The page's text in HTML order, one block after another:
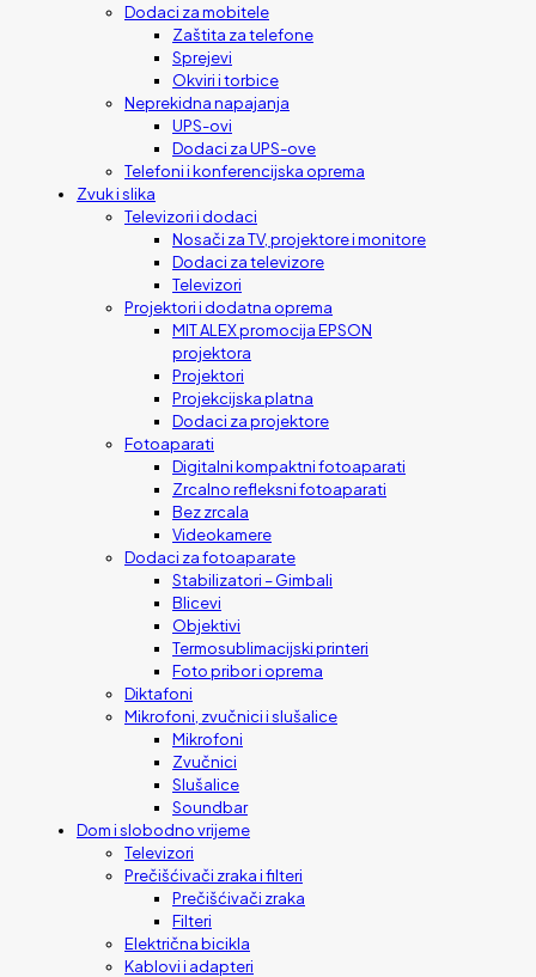
Dodaci za mobitele
Zaštita za telefone
Sprejevi
Okviri i torbice
Neprekidna napajanja
UPS-ovi
Dodaci za UPS-ove
Telefoni i konferencijska oprema
Zvuk i slika
Televizori i dodaci
Nosači za TV, projektore i monitore
Dodaci za televizore
Televizori
Projektori i dodatna oprema
MIT ALEX promocija EPSON
projektora
Projektori
Projekcijska platna
Dodaci za projektore
Fotoaparati
Digitalni kompaktni fotoaparati
Zrcalno refleksni fotoaparati
Bez zrcala
Videokamere
Dodaci za fotoaparate
Stabilizatori – Gimbali
Blicevi
Objektivi
Termosublimacijski printeri
Foto pribor i oprema
Diktafoni
Mikrofoni, zvučnici i slušalice
Mikrofoni
Zvučnici
Slušalice
Soundbar
Dom i slobodno vrijeme
Televizori
Prečišćivači zraka i filteri
Prečišćivači zraka
Filteri
Električna bicikla
Kablovi i adapteri